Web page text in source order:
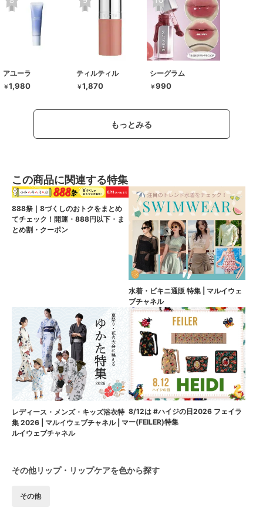
アユーラ
￥1,980
ティルティル
￥1,870
シーグラム
￥990
もっとみる
この商品に関連する特集
888祭｜8づくしのおトクをまとめ
てチェック！開運・888円以下・ま
とめ割・クーポン
水着・ビキニ通販 特集 | マルイウェ
ブチャネル
レディース・メンズ・キッズ浴衣特
集 2026 | マルイウェブチャネル | マ
ルイウェブチャネル
8/12は #ハイジの日2026 フェイラ
ー(FEILER)特集
その他リップ・リップケアを色から探す
その他